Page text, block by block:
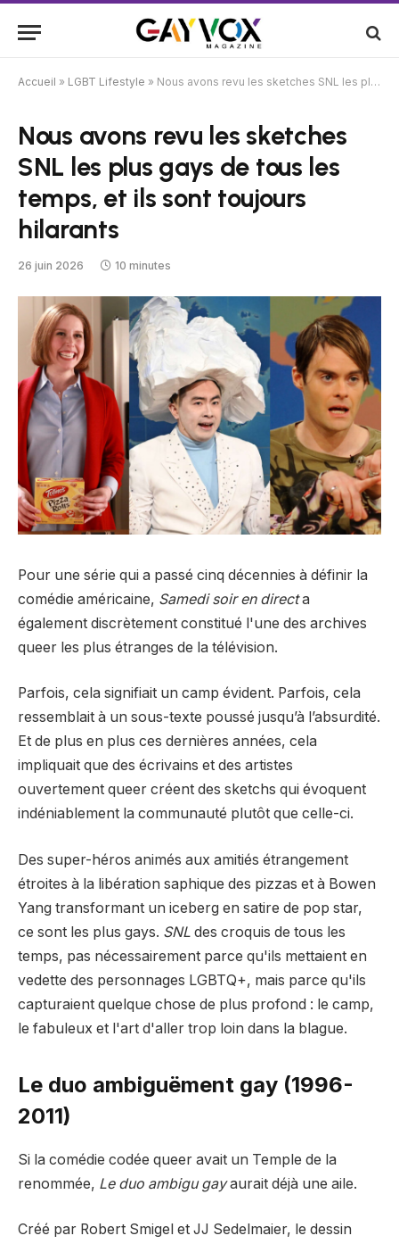
Accueil » LGBT Lifestyle » Nous avons revu les sketches SNL les plus gays de tous les temps, et ils sont toujours hilarants
Nous avons revu les sketches
SNL les plus gays de tous les
temps, et ils sont toujours
hilarants
26 juin 2026 10 minutes
Pour une série qui a passé cinq décennies à définir la
comédie américaine, Samedi soir en directa
également discrètement constitué l'une des archives
queer les plus étranges de la télévision.
Parfois, cela signifiait un camp évident. Parfois, cela
ressemblait à un sous-texte poussé jusqu’à l’absurdité.
Et de plus en plus ces dernières années, cela
impliquait que des écrivains et des artistes
ouvertement queer créent des sketchs qui évoquent
indéniablement la communauté plutôt que celle-ci.
Des super-héros animés aux amitiés étrangement
étroites à la libération saphique des pizzas et à Bowen
Yang transformant un iceberg en satire de pop star,
ce sont les plus gays. SNL des croquis de tous les
temps, pas nécessairement parce qu'ils mettaient en
vedette des personnages LGBTQ+, mais parce qu'ils
capturaient quelque chose de plus profond : le camp,
le fabuleux et l'art d'aller trop loin dans la blague.
Le duo ambiguëment gay (1996-
2011)
Si la comédie codée queer avait un Temple de la
renommée, Le duo ambigu gayaurait déjà une aile.
Créé par Robert Smigel et JJ Sedelmaier, le dessin